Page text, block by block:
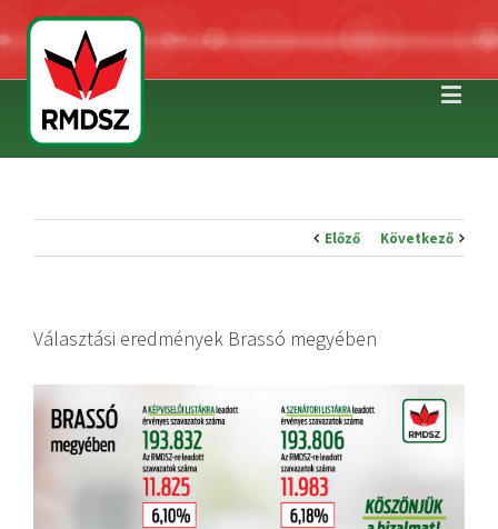
Előző Következő
Választási eredmények Brassó megyében